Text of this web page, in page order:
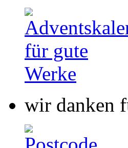
wir danken
Stiftung für
München